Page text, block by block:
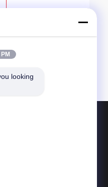
looking